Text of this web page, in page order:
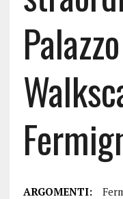
ARGOMENTI: